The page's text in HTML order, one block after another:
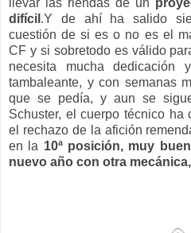
llevar las riendas de un
difícil .Y de ahí ha salido
cuestión de si es o no es el
CF y si sobretodo es válido
necesita mucha dedicación
tambaleante, y con semanas
que se pedía, y aun se
Schuster, el cuerpo técnico
el rechazo de la afición
en la 10ª posición, muy
nuevo año con otra